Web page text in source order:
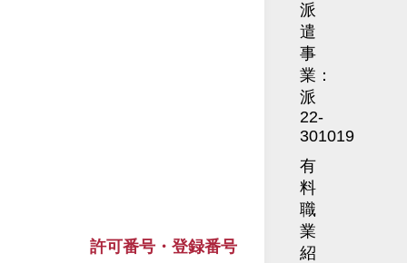
許可番号・登録番号
派
遣
事
業：
派
22-
301019
有
料
職
業
紹